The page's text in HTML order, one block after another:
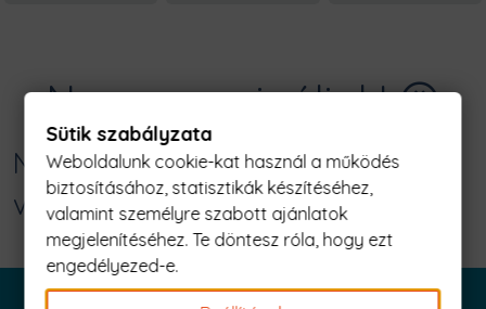
Nagyon sajnáljuk! 😥
Nincs találat erre: "császáros anya
vagyok Férfi Póló"
Sütik szabályzata
Weboldalunk cookie-kat használ a működés
biztosításához, statisztikák készítéséhez,
valamint személyre szabott ajánlatok
megjelenítéséhez. Te döntesz róla, hogy ezt
engedélyezed-e.